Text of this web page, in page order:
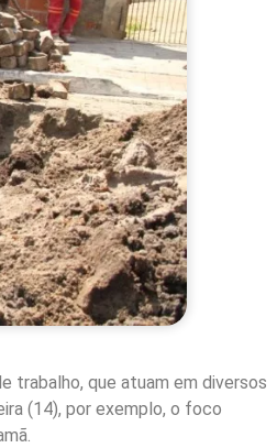
trabalho, que atuam em diversos
(14), por exemplo, o foco